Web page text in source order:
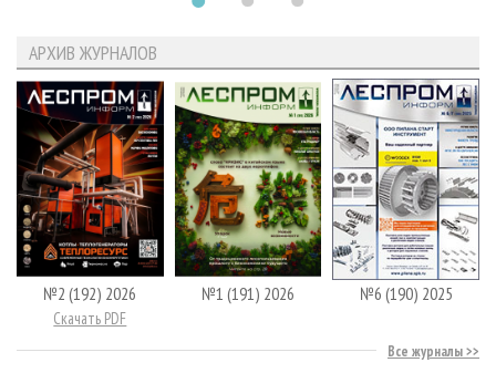
АРХИВ ЖУРНАЛОВ
№2 (192) 2026
Скачать PDF
№1 (191) 2026 №6 (190) 2025
Все журналы